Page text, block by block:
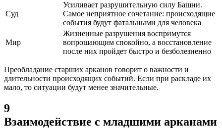
Суд
Усиливает разрушительную силу Башни.
Самое неприятное сочетание: происходящие
события будут фатальными для человека
Мир
Жизненные разрушения воспримутся
вопрошающим спокойно, а восстановление
после них пройдет быстро и безболезненно
Преобладание старших арканов говорит о важности и
длительности происходящих событий. Если при раскладе их
мало, то ситуации будут менее значительные.
9
Взаимодействие с младшими арканами